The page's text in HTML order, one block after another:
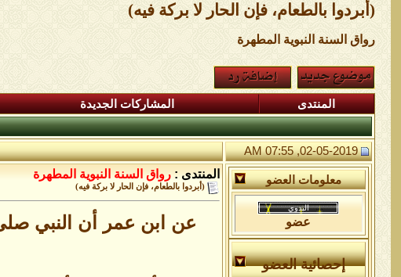
(أبردوا بالطعام، فإن الحار لا بركة فيه)
رواق السنة النبوية المطهرة
المنتدى المشاركات الجديدة
02-05-2019, 07:55 AM
معلومات العضو
عضو
إحصائية العضو
المنتدى : رواق السنة النبوية المطهرة
(أبردوا بالطعام، فإن الحار لا بركة فيه)
عن ابن عمر أن النبي صلى